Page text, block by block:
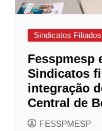
Sindicatos Filiados
Fesspmesp
Sindicatos
integração
Central de
FESSPMESP